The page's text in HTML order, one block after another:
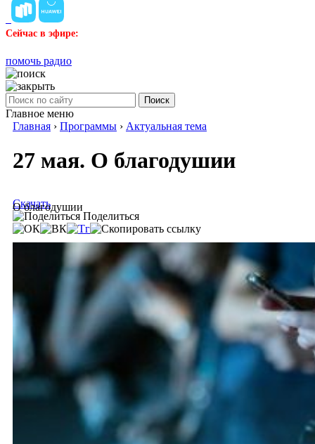
Сейчас в эфире:
помочь радио
Поиск
Главное меню
Главная › Программы › Актуальная тема
27 мая. О благодушии
О благодушии
Скачать
Поделиться